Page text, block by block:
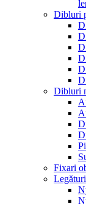
Dibluri
Dibluri
Fixari